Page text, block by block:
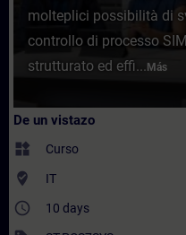
molteplici possibilità di
controllo di processo
strutturato ed effi... Más
De un vistazo
widgets Curso
where_to_vote IT
access_time 10 days